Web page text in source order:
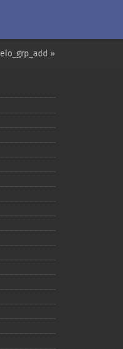
eio_grp_add »